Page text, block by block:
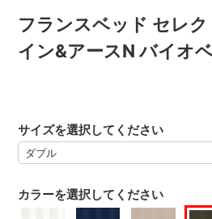
フランスベッド セレ
イン&アースN バイオ
カラーを選択してください
サイズを選択してください